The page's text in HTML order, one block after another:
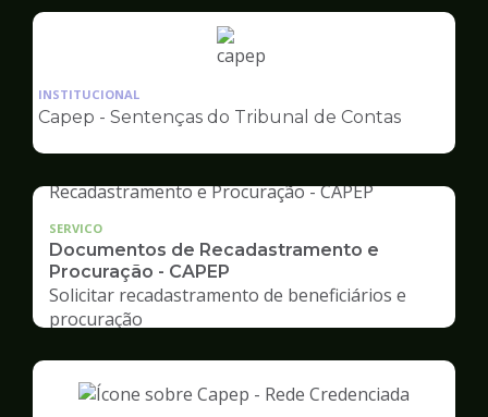
Ilustração
pagina
Capep
INSTITUCIONAL
Capep - Sentenças do Tribunal de Contas
SERVICO
Documentos de Recadastramento e
Procuração - CAPEP
Solicitar recadastramento de beneficiários e
procuração